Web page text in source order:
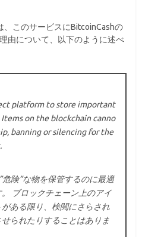
、このサービスにBitcoinCashの
由について、以下のように述べ
platform to store important
Items on the blockchain canno
banning or silencing for the
険”な物を保管するのに最適
ブロックチェーン上のアイ
ある限り、検閲にさらされ
られたりすることはありま